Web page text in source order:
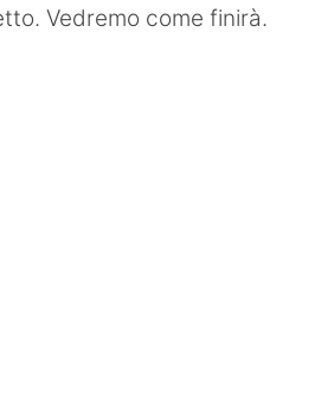
Vedremo come finirà.